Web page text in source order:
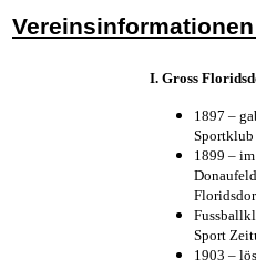
I. Gross
1897 –
Sportklub
1899 –
Sport
1903 –